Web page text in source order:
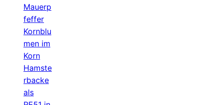
Mauerp
feffer
Kornblu
men im
Korn
Hamste
rbacke
als